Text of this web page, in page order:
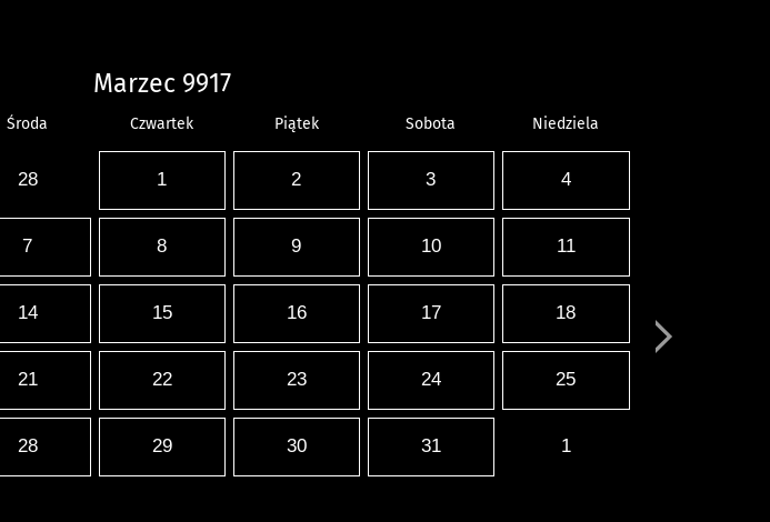
Marzec 9917
Środa Czwartek Piątek Sobota Niedziela
28 1 2 3 4
7 8 9 10 11
14 15 16 17 18
21 22 23 24 25
28 29 30 31 1